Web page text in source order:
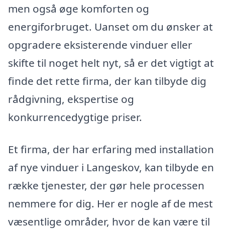
men også øge komforten og
energiforbruget. Uanset om du ønsker at
opgradere eksisterende vinduer eller
skifte til noget helt nyt, så er det vigtigt at
finde det rette firma, der kan tilbyde dig
rådgivning, ekspertise og
konkurrencedygtige priser.
Et firma, der har erfaring med installation
af nye vinduer i Langeskov, kan tilbyde en
række tjenester, der gør hele processen
nemmere for dig. Her er nogle af de mest
væsentlige områder, hvor de kan være til